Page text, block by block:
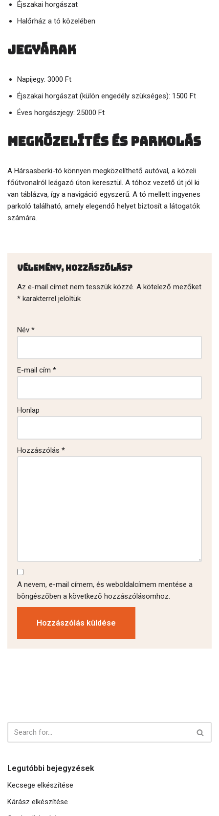
Éjszakai horgászat
Halőrház a tó közelében
Jegyárak
Napijegy: 3000 Ft
Éjszakai horgászat (külön engedély szükséges): 1500 Ft
Éves horgászjegy: 25000 Ft
Megközelítés és parkolás
A Hársasberki-tó könnyen megközelíthető autóval, a közeli
főútvonalról leágazó úton keresztül. A tóhoz vezető út jól ki
van táblázva, így a navigáció egyszerű. A tó mellett ingyenes
parkoló található, amely elegendő helyet biztosít a látogatók
számára.
Vélemény, hozzászólás?
Az e-mail címet nem tesszük közzé. A kötelező mezőket
* karakterrel jelöltük
Név *
E-mail cím *
Honlap
Hozzászólás *
A nevem, e-mail címem, és weboldalcímem mentése a
böngészőben a következő hozzászólásomhoz.
Legutóbbi bejegyzések
Kecsege elkészítése
Kárász elkészítése